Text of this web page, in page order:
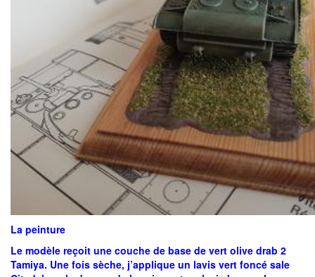
La peinture
Le modèle reçoit une couche de base de vert olive drab 2
Tamiya. Une fois sèche, j’applique un lavis vert foncé sale